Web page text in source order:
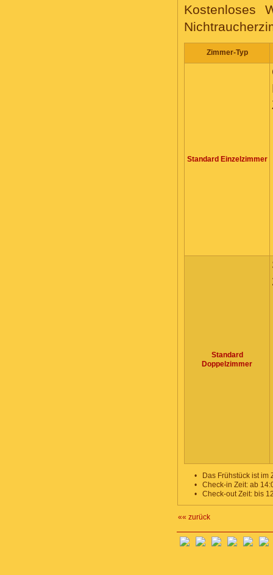
Kostenloses
Zimmer-Typ
Standard Einzelzimmer
Standard
Doppelzimmer
•
Das Frühstück ist im
•
Check-in Zeit: ab
•
Check-out Zeit: bis
«« zurück